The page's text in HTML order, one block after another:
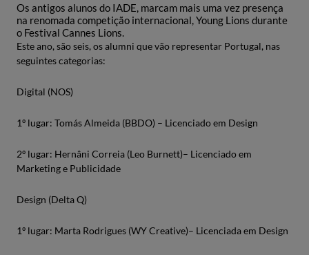
Os antigos alunos do IADE, marcam mais uma vez presença
na renomada competição internacional, Young Lions durante
o Festival Cannes Lions.
Este ano, são seis, os alumni que vão representar Portugal, nas
seguintes categorias:
Digital (NOS)
1º lugar: Tomás Almeida (BBDO) – Licenciado em Design
2º lugar: Hernâni Correia (Leo Burnett)– Licenciado em
Marketing e Publicidade
Design (Delta Q)
1º lugar: Marta Rodrigues (WY Creative)– Licenciada em Design